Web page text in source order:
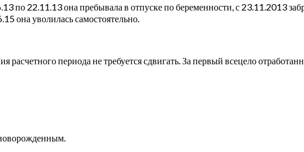
по 22.11.13 она пребывала в отпуске по беременности, с 23.11.2013
она уволилась самостоятельно.
периода не требуется сдвигать. За первый всецело